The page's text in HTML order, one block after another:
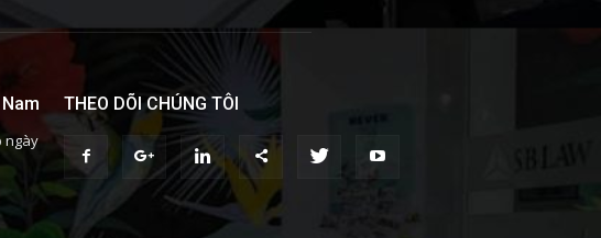
ngày
THEO DÕI CHÚNG TÔI